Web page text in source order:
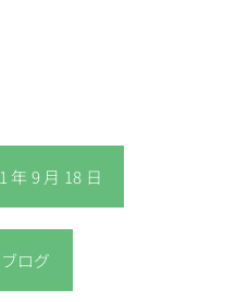
年 9 月 18 日
ブログ